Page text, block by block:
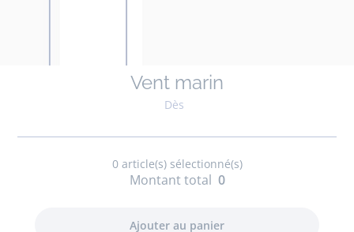
Vent marin
Dès
0article(s) sélectionné(s)
Montant total 0